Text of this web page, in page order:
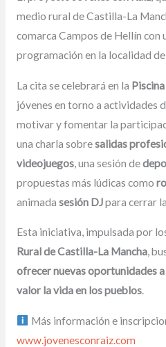
medio rural de Castilla-La
comarca Campos de Hellín con
programación en la localidad de
La cita se celebrará en la
jóvenes en torno a actividades
motivar y fomentar la
una charla sobresalidas
videojuegos, una sesión de
propuestas más lúdicas como
animada sesión DJpara cerrar
Esta iniciativa, impulsada por
Rural de Castilla-La Mancha,
ofrecer nuevas oportunidades
valor la vida en los pueblos.
Más información e
www.jovenesconraiz.com